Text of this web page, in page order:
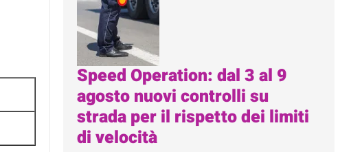
Speed Operation: dal 3 al 9
agosto nuovi controlli su
strada per il rispetto dei limiti
di velocità